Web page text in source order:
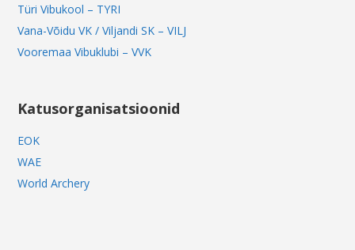
Türi Vibukool – TYRI
Vana-Võidu VK / Viljandi SK – VILJ
Vooremaa Vibuklubi – VVK
Katusorganisatsioonid
EOK
WAE
World Archery